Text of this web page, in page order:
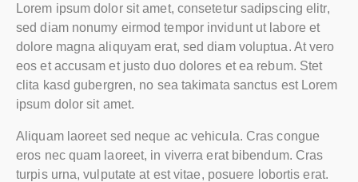
Lorem ipsum dolor sit amet, consetetur sadipscing elitr,
sed diam nonumy eirmod tempor invidunt ut labore et
dolore magna aliquyam erat, sed diam voluptua. At vero
eos et accusam et justo duo dolores et ea rebum. Stet
clita kasd gubergren, no sea takimata sanctus est Lorem
ipsum dolor sit amet.
Aliquam laoreet sed neque ac vehicula. Cras congue
eros nec quam laoreet, in viverra erat bibendum. Cras
turpis urna, vulputate at est vitae, posuere lobortis erat.